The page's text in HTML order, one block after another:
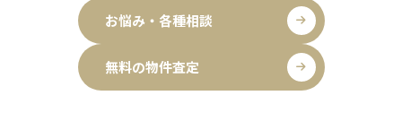
お悩み・各種相談
無料の物件査定